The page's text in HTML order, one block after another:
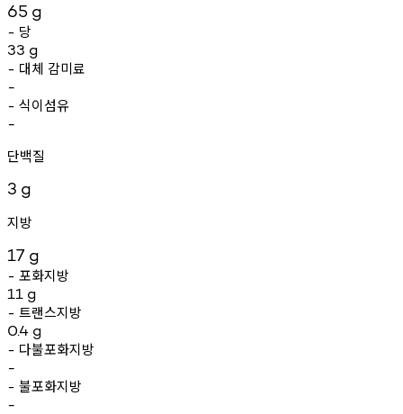
65 g
- 당
33 g
- 대체 감미료
-
- 식이섬유
-
단백질
3 g
지방
17 g
- 포화지방
11 g
- 트랜스지방
0.4 g
- 다불포화지방
-
- 불포화지방
-